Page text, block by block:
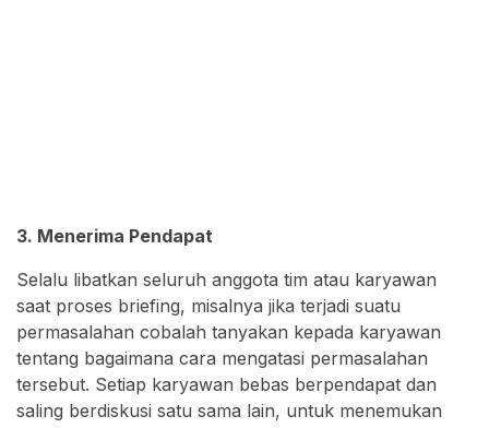
3. Menerima Pendapat
Selalu libatkan seluruh anggota tim atau karyawan
saat proses briefing, misalnya jika terjadi suatu
permasalahan cobalah tanyakan kepada karyawan
tentang bagaimana cara mengatasi permasalahan
tersebut. Setiap karyawan bebas berpendapat dan
saling berdiskusi satu sama lain, untuk menemukan